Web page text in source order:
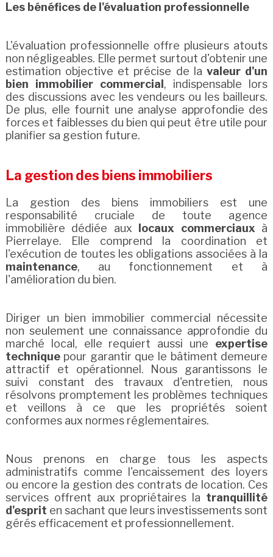
Les bénéfices de l'évaluation professionnelle
L'évaluation professionnelle offre plusieurs atouts
non négligeables. Elle permet surtout d'obtenir une
estimation objective et précise de la valeur d'un
bien immobilier commercial , indispensable lors
des discussions avec les vendeurs ou les bailleurs.
De plus, elle fournit une analyse approfondie des
forces et faiblesses du bien qui peut être utile pour
planifier sa gestion future.
La gestion des biens immobiliers
La gestion des biens immobiliers est une
responsabilité cruciale de toute agence
immobilière dédiée aux
locaux commerciauxà
Pierrelaye. Elle comprend la coordination et
l'exécution de toutes les obligations associées à la
maintenance, au fonctionnement et à
l'amélioration du bien.
Diriger un bien immobilier commercial nécessite
non seulement une connaissance approfondie du
marché local, elle requiert aussi une expertise
techniquepour garantir que le bâtiment demeure
attractif et opérationnel. Nous garantissons le
suivi constant des travaux d'entretien, nous
résolvons promptement les problèmes techniques
et veillons à ce que les propriétés soient
conformes aux normes réglementaires.
Nous prenons en charge tous les aspects
administratifs comme l'encaissement des loyers
ou encore la gestion des contrats de location. Ces
services offrent aux propriétaires la tranquillité
d'esprit en sachant que leurs investissements sont
gérés efficacement et professionnellement.